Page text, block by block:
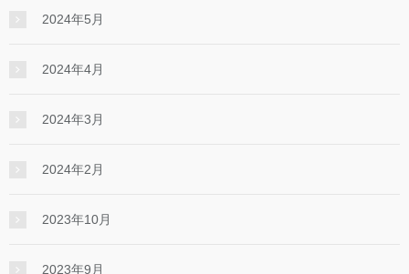
2024年5月
2024年4月
2024年3月
2024年2月
2023年10月
2023年9月